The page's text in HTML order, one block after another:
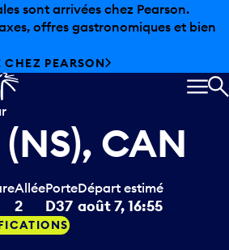
sont arrivées chez Pearson.
offres gastronomiques et bien
CHEZ PEARSON
CAN
Allée
2
Porte
D37
Départ estimé
août 7, 16:55